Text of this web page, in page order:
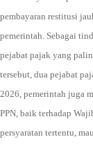
pembayaran restitusi
pemerintah. Sebagai
pejabat pajak yang
tersebut, dua pejabat
2026, pemerintah juga
PPN, baik terhadap
persyaratan tertentu,